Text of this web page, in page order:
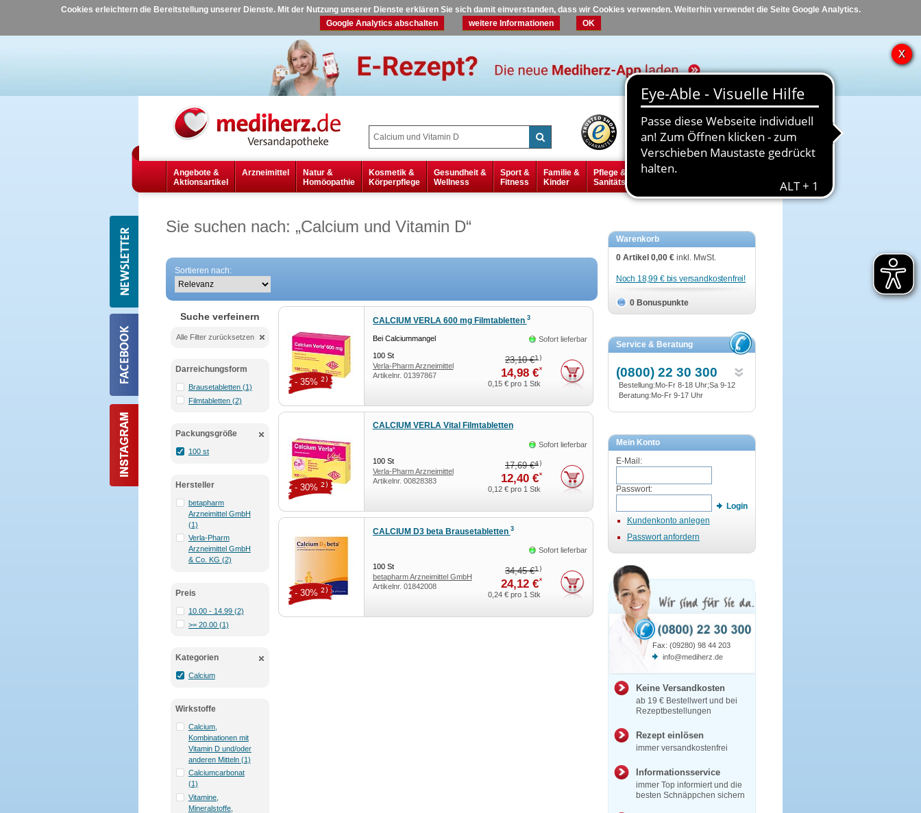
Cookies erleichtern die Bereitstellung unserer Dienste. Mit der Nutzung unserer Dienste erklären Sie sich damit einverstanden, dass wir Cookies verwenden. Weiterhin verwendet die Seite Google Analytics.
Google Analytics abschalten
weitere Informationen OK
Hilfe Kontakt
Angebote &
Aktionsartikel
Arzneimittel
Natur &
Homöopathie
Kosmetik &
Körperpflege
Gesundheit &
Wellness
Sport &
Fitness
Familie &
Kinder
Pflege &
Sanitätsbedarf
Diabetes
Sie suchen nach: „Calcium und Vitamin D“
Sortieren nach:
Suche verfeinern
Alle Filter zurücksetzen
Darreichungsform
Brausetabletten (1)
Filmtabletten (2)
Packungsgröße
100 st
Hersteller
betapharm
Arzneimittel GmbH
(1)
Verla-Pharm
Arzneimittel GmbH
& Co. KG (2)
Preis
10.00 - 14.99 (2)
>= 20.00 (1)
Kategorien
Calcium
Wirkstoffe
Calcium,
Kombinationen mit
Vitamin D und/oder
anderen Mitteln (1)
Calciumcarbonat
(1)
Vitamine,
Mineralstoffe,
CALCIUM VERLA 600 mg Filmtabletten 3
Bei Calciummangel
100 St
Verla-Pharm Arzneimittel
GmbH & Co. KG
Artikelnr. 01397867
Sofort lieferbar
23,10 €1)
14,98 €*
- 35% 2)
0,15 € pro 1 Stk
CALCIUM VERLA Vital Filmtabletten
100 St
Verla-Pharm Arzneimittel
GmbH & Co. KG
Artikelnr. 00828383
Sofort lieferbar
17,69 €4)
12,40 €*
- 30% 2)
0,12 € pro 1 Stk
CALCIUM D3 beta Brausetabletten 3
100 St
betapharm Arzneimittel GmbH
Artikelnr. 01842008
Sofort lieferbar
34,45 €1)
24,12 €*
- 30% 2)
0,24 € pro 1 Stk
Warenkorb
0 Artikel 0,00 € inkl. MwSt.
Noch 18,99 € bis versandkostenfrei!
0 Bonuspunkte
Service & Beratung
(0800) 22 30 300
Bestellung:Mo-Fr 8-18 Uhr;Sa 9-12
Beratung:Mo-Fr 9-17 Uhr
Mein Konto
E-Mail:
Passwort:
Login
Kundenkonto anlegen
Passwort anfordern
Fax: (09280) 98 44 203
info@mediherz.de
Keine Versandkosten
ab 19 € Bestellwert und bei
Rezeptbestellungen
Rezept einlösen
immer versandkostenfrei
Informationsservice
immer Top informiert und die
besten Schnäppchen sichern